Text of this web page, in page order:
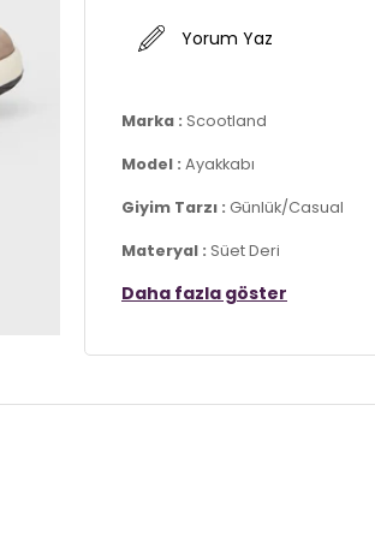
Yorum Yaz
Marka : Scootland
Model : Ayakkabı
Giyim Tarzı : Günlük/Casual
Materyal : Süet Deri
Kapama Bilgisi :Bağcıklı
Daha fazla göster